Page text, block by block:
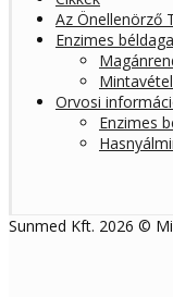
Az Önellenörző
Enzimes
Orvosi
Enzimes
Sunmed Kft. 2026 ©